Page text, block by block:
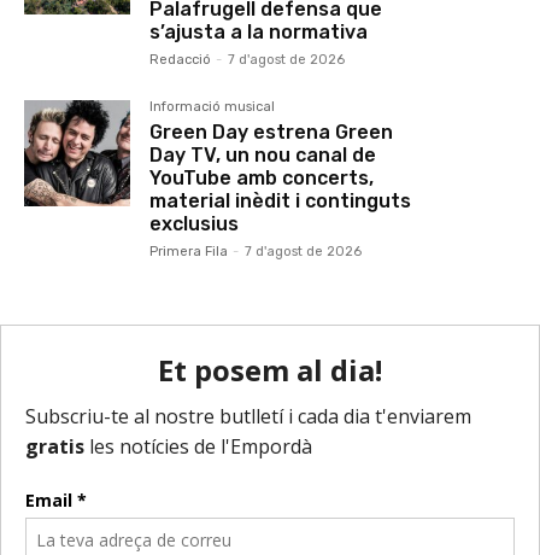
Palafrugell defensa que
s’ajusta a la normativa
Redacció - 7 d'agost de 2026
Informació musical
Green Day estrena Green
Day TV, un nou canal de
YouTube amb concerts,
material inèdit i continguts
exclusius
Primera Fila - 7 d'agost de 2026